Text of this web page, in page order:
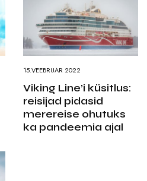
15.VEEBRUAR 2022
Viking Line’i küsitlus:
reisijad pidasid
merereise ohutuks
ka pandeemia ajal